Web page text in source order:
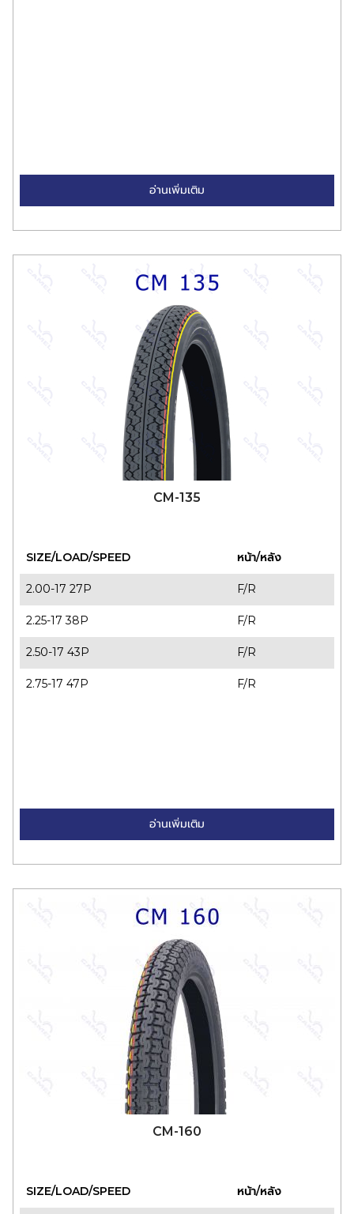
อ่านเพิ่มเติม
CM-135
SIZE/LOAD/SPEED
หน้า/หลัง
2.00-17 27P
F/R
2.25-17 38P
F/R
2.50-17 43P
F/R
2.75-17 47P
F/R
อ่านเพิ่มเติม
CM-160
SIZE/LOAD/SPEED
หน้า/หลัง